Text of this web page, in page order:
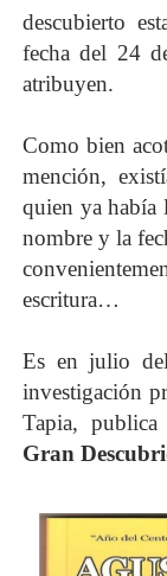
descubierto
fecha del 24
atribuyen.
Como bien
mención,
quien ya había
nombre y la
escritura…
Es en julio
investigación
Tapia,
Gran